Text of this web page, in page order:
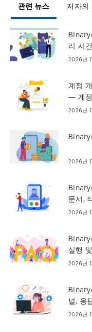
관련 뉴스 저자의
리 시간
2026년
계정
— 계
2026년
2026년
문서,
2026년
실행
2026년
널, 응
2026년